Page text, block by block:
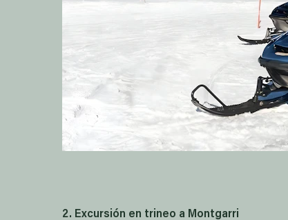
2. Excursión en trineo a Montgarri